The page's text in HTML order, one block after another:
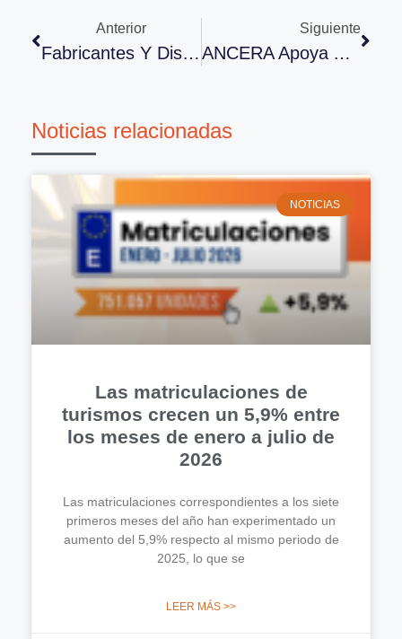
Anterior
Fabricantes Y Distribuidores De Recambios Esperan Cerrar 2022 Con Un Crecimiento En Torno Al 10%
Siguiente
ANCERA Apoya A Sus Socios Con El Nuevo Impuesto Al Plástico No Reutilizable
Noticias relacionadas
NOTICIAS
Las matriculaciones de
turismos crecen un 5,9% entre
los meses de enero a julio de
2026
Las matriculaciones correspondientes a los siete
primeros meses del año han experimentado un
aumento del 5,9% respecto al mismo periodo de
2025, lo que se
LEER MÁS >>